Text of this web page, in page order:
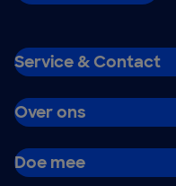
Service & Contact
Over ons
Doe mee